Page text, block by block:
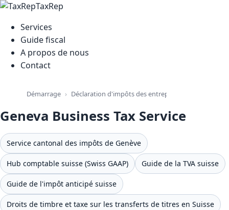
TaxRep
Services
Guide fiscal
A propos de nous
Contact
Démarrage Déclaration d'impôts des entreprises suisses
Geneva Business Tax Service
Service cantonal des impôts de Genève
Hub comptable suisse (Swiss GAAP) Guide de la TVA suisse
Guide de l'impôt anticipé suisse
Droits de timbre et taxe sur les transferts de titres en Suisse